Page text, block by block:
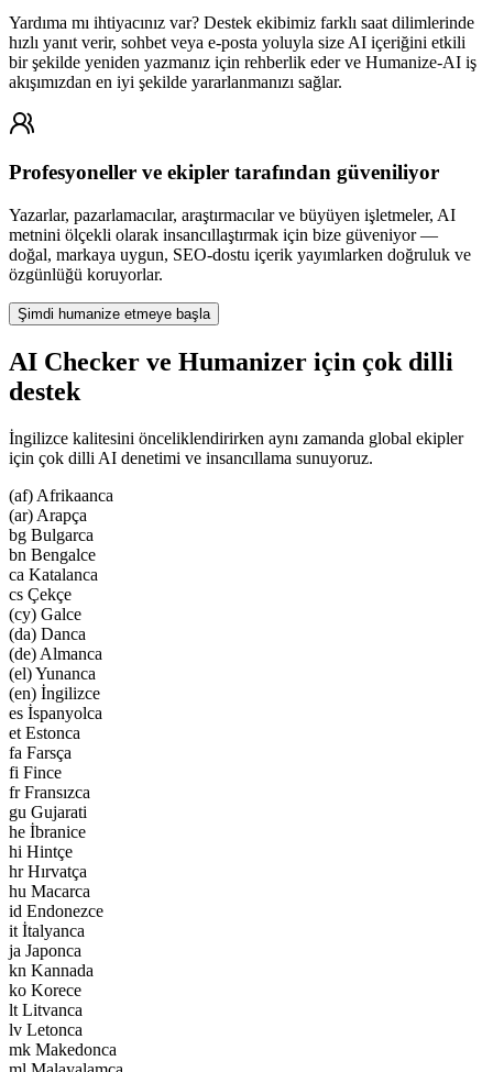
Yardıma mı ihtiyacınız var? Destek ekibimiz farklı saat dilimlerinde
hızlı yanıt verir, sohbet veya e-posta yoluyla size AI içeriğini etkili
bir şekilde yeniden yazmanız için rehberlik eder ve Humanize-AI iş
akışımızdan en iyi şekilde yararlanmanızı sağlar.
Profesyoneller ve ekipler tarafından güveniliyor
Yazarlar, pazarlamacılar, araştırmacılar ve büyüyen işletmeler, AI
metnini ölçekli olarak insancıllaştırmak için bize güveniyor —
doğal, markaya uygun, SEO-dostu içerik yayımlarken doğruluk ve
özgünlüğü koruyorlar.
Şimdi humanize etmeye başla
AI Checker ve Humanizer için çok dilli
destek
İngilizce kalitesini önceliklendirirken aynı zamanda global ekipler
için çok dilli AI denetimi ve insancıllama sunuyoruz.
(af) Afrikaanca
(ar) Arapça
bg Bulgarca
bn Bengalce
ca Katalanca
cs Çekçe
(cy) Galce
(da) Danca
(de) Almanca
(el) Yunanca
(en) İngilizce
es İspanyolca
et Estonca
fa Farsça
fi Fince
fr Fransızca
gu Gujarati
he İbranice
hi Hintçe
hr Hırvatça
hu Macarca
id Endonezce
it İtalyanca
ja Japonca
kn Kannada
ko Korece
lt Litvanca
lv Letonca
mk Makedonca